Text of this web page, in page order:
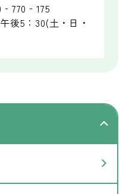
後5：30(土・日・